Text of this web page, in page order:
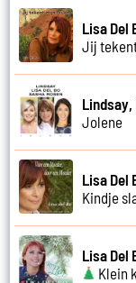
Lisa Del
Jij
Lindsay,
Jolene
Lisa Del
Kindje
Lisa Del
Klein